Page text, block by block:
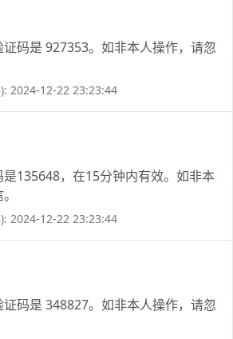
证码是 927353。如非本人操作，请忽
2024-12-22 23:23:44
是135648，在15分钟内有效。如非本
2024-12-22 23:23:44
证码是 348827。如非本人操作，请忽